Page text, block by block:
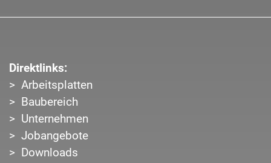
Direktlinks:
Arbeitsplatten
Baubereich
Unternehmen
Jobangebote
Downloads